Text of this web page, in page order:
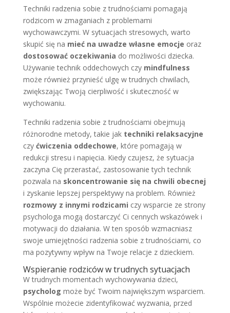
Techniki radzenia sobie z trudnościami pomagają
rodzicom w zmaganiach z problemami
wychowawczymi. W sytuacjach stresowych, warto
skupić się na mieć na uwadze własne emocje oraz
dostosować oczekiwania do możliwości dziecka.
Używanie technik oddechowych czy mindfulness
może również przynieść ulgę w trudnych chwilach,
zwiększając Twoją cierpliwość i skuteczność w
wychowaniu.
Techniki radzenia sobie z trudnościami obejmują
różnorodne metody, takie jak techniki relaksacyjne
czy ćwiczenia oddechowe, które pomagają w
redukcji stresu i napięcia. Kiedy czujesz, że sytuacja
zaczyna Cię przerastać, zastosowanie tych technik
pozwala na skoncentrowanie się na chwili obecnej
i zyskanie lepszej perspektywy na problem. Również
rozmowy z innymi rodzicami czy wsparcie ze strony
psychologa mogą dostarczyć Ci cennych wskazówek i
motywacji do działania. W ten sposób wzmacniasz
swoje umiejętności radzenia sobie z trudnościami, co
ma pozytywny wpływ na Twoje relacje z dzieckiem.
Wspieranie rodziców w trudnych sytuacjach
W trudnych momentach wychowywania dzieci,
psycholog może być Twoim największym wsparciem.
Wspólnie możecie zidentyfikować wyzwania, przed